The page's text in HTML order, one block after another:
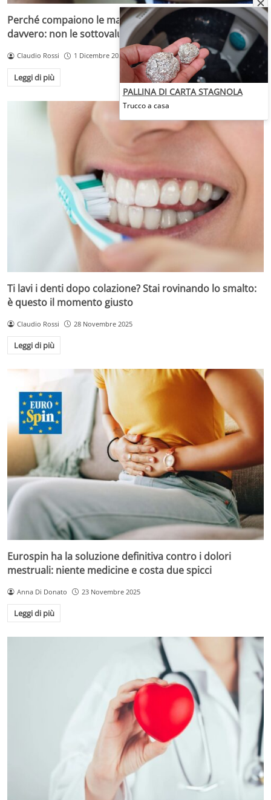
Perché compaiono le macchie scure e cosa nascondono
davvero: non le sottovaluterai più
Claudio Rossi 1 Dicembre 2025
Leggi di più
Ti lavi i denti dopo colazione? Stai rovinando lo smalto:
è questo il momento giusto
Claudio Rossi 28 Novembre 2025
Leggi di più
Eurospin ha la soluzione definitiva contro i dolori
mestruali: niente medicine e costa due spicci
Anna Di Donato 23 Novembre 2025
Leggi di più
PALLINA DI CARTA STAGNOLA
Trucco a casa